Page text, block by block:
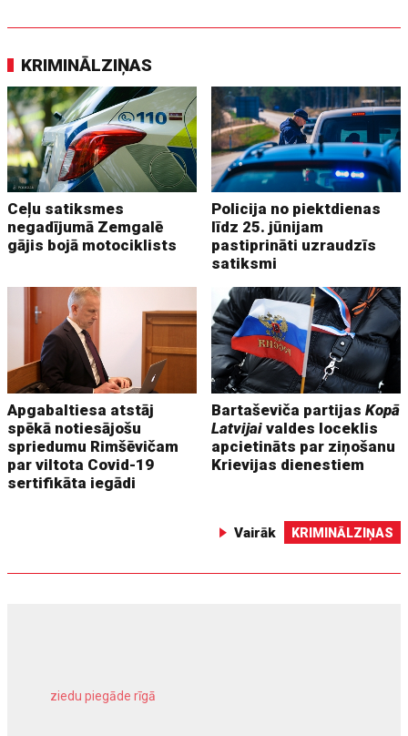
KRIMINĀLZIŅAS
Ceļu satiksmes
negadījumā Zemgalē
gājis bojā motociklists
Policija no piektdienas
līdz 25. jūnijam
pastiprināti uzraudzīs
satiksmi
Apgabaltiesa atstāj
spēkā notiesājošu
spriedumu Rimšēvičam
par viltota Covid-19
sertifikāta iegādi
Bartaševiča partijasKopā
Latvijai valdes loceklis
apcietināts par ziņošanu
Krievijas dienestiem
Vairāk KRIMINĀLZIŅAS
ziedu piegāde rīgā